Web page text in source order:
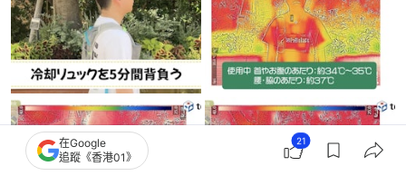
在Google
追蹤《香港01》
21